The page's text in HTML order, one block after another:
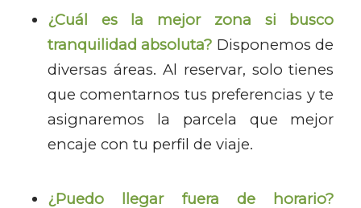
¿Cuál es la mejor zona si busco
tranquilidad absoluta? Disponemos de
diversas áreas. Al reservar, solo tienes
que comentarnos tus preferencias y te
asignaremos la parcela que mejor
encaje con tu perfil de viaje.
¿Puedo llegar fuera de horario?